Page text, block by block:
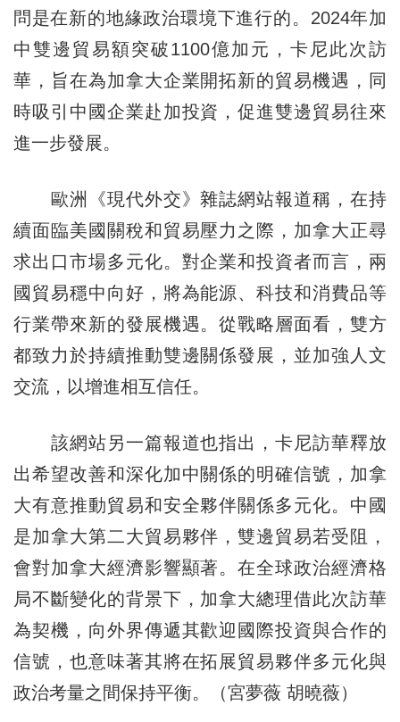
問是在新的地緣政治環境下進行的。2024年加
中雙邊貿易額突破1100億加元，卡尼此次訪
華，旨在為加拿大企業開拓新的貿易機遇，同
時吸引中國企業赴加投資，促進雙邊貿易往來
進一步發展。
歐洲《現代外交》雜誌網站報道稱，在持
續面臨美國關稅和貿易壓力之際，加拿大正尋
求出口市場多元化。對企業和投資者而言，兩
國貿易穩中向好，將為能源、科技和消費品等
行業帶來新的發展機遇。從戰略層面看，雙方
都致力於持續推動雙邊關係發展，並加強人文
交流，以增進相互信任。
該網站另一篇報道也指出，卡尼訪華釋放
出希望改善和深化加中關係的明確信號，加拿
大有意推動貿易和安全夥伴關係多元化。中國
是加拿大第二大貿易夥伴，雙邊貿易若受阻，
會對加拿大經濟影響顯著。在全球政治經濟格
局不斷變化的背景下，加拿大總理借此次訪華
為契機，向外界傳遞其歡迎國際投資與合作的
信號，也意味著其將在拓展貿易夥伴多元化與
政治考量之間保持平衡。（宮夢薇 胡曉薇）